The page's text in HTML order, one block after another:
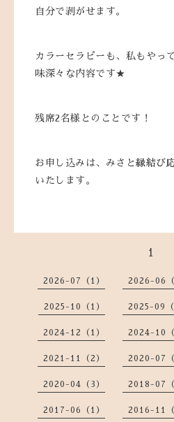
自分で剥がせます。
カラーセラピーも、私もやっ
味深々な内容です★
残席2名様とのことです！
お申し込みは、みさと縁結び
いたします。
1
2026-07（1） 2026-06（
2025-10（1） 2025-09（
2024-12（1） 2024-10（
2021-11（2） 2020-07（
2020-04（3） 2018-07（
2017-06（1） 2016-11（